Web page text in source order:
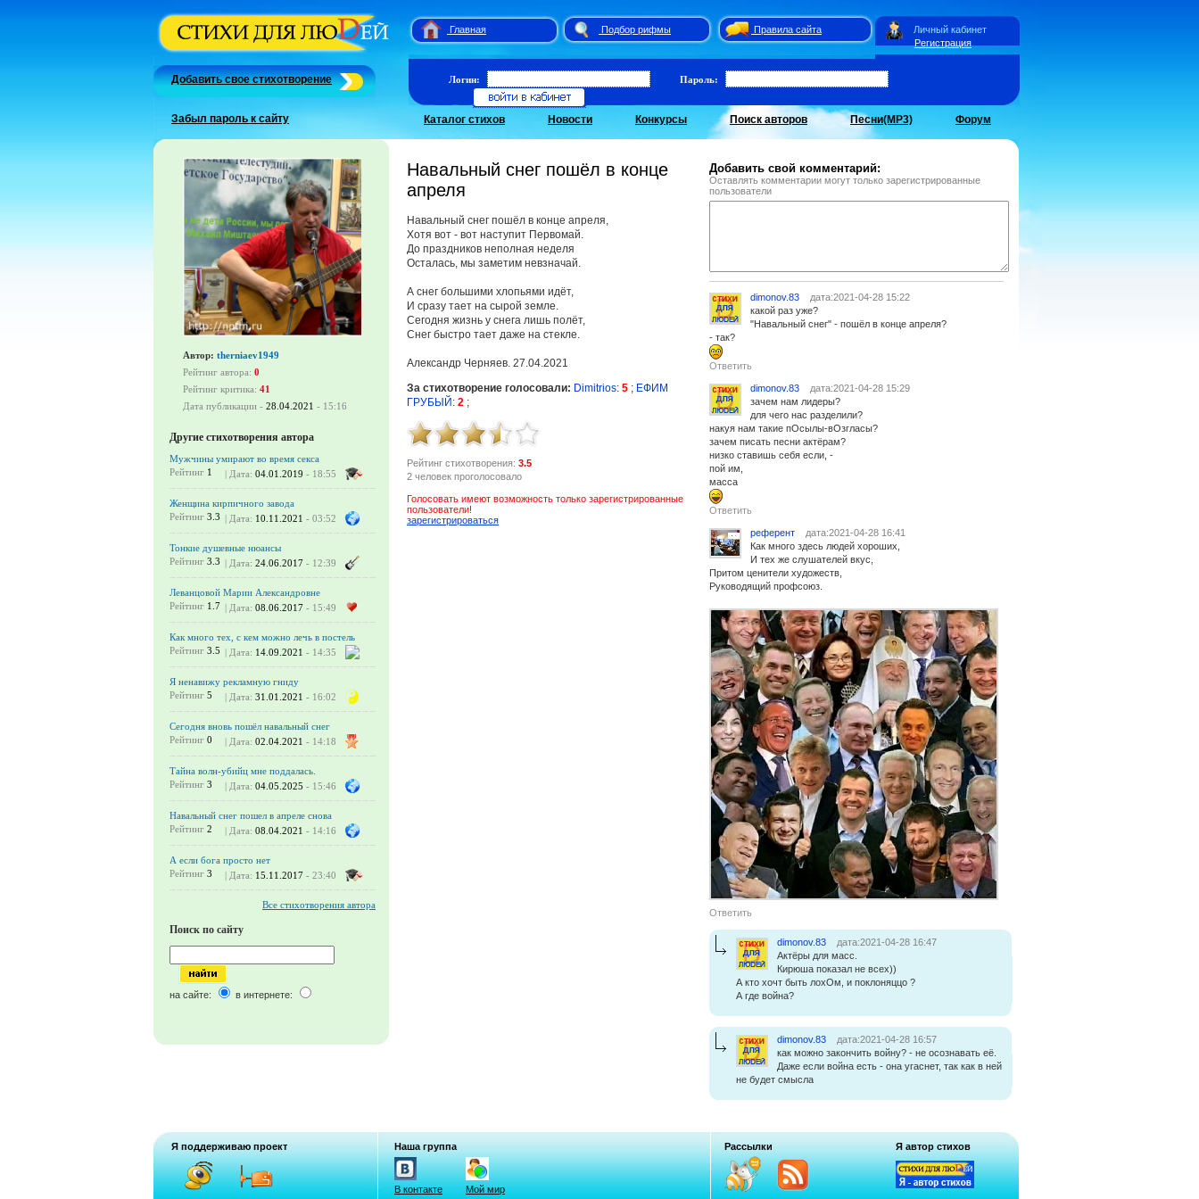
Главная Подбор рифмы
Правила сайта
Регистрация
Личный кабинет
Добавить свое стихотворение
Забыл пароль к сайту
Логин: Пароль:
Каталог стихов Новости Конкурсы Поиск авторов Песни(MP3) Форум
Автор: therniaev1949
Рейтинг автора: 0
Рейтинг критика: 41
Дата публикации - 28.04.2021 - 15:16
Другие стихотворения автора
Мужчины умирают во время секса
Рейтинг 1 | Дата: 04.01.2019 - 18:55
Женщина кирпичного завода
Рейтинг 3.3 | Дата: 10.11.2021 - 03:52
Тонкие душевные нюансы
Рейтинг 3.3 | Дата: 24.06.2017 - 12:39
Леванцовой Марии Александровне
Рейтинг 1.7 | Дата: 08.06.2017 - 15:49
Как много тех, с кем можно лечь в постель
Рейтинг 3.5 | Дата: 14.09.2021 - 14:35
Я ненавижу рекламную гниду
Рейтинг 5 | Дата: 31.01.2021 - 16:02
Сегодня вновь пошёл навальный снег
Рейтинг 0 | Дата: 02.04.2021 - 14:18
Тайна волн-убийц мне поддалась.
Рейтинг 3 | Дата: 04.05.2025 - 15:46
Навальный снег пошел в апреле снова
Рейтинг 2 | Дата: 08.04.2021 - 14:16
А если бога просто нет
Рейтинг 3 | Дата: 15.11.2017 - 23:40
Все стихотворения автора
Поиск по сайту
на сайте: в интернете:
Навальный снег пошёл в конце
апреля
Навальный снег пошёл в конце апреля,
Хотя вот - вот наступит Первомай.
До праздников неполная неделя
Осталась, мы заметим невзначай.
А снег большими хлопьями идёт,
И сразу тает на сырой земле.
Сегодня жизнь у снега лишь полёт,
Снег быстро тает даже на стекле.
Александр Черняев. 27.04.2021
За стихотворение голосовали: Dimitrios: 5 ; ЕФИМ
ГРУБЫЙ: 2 ;
Рейтинг стихотворения: 3.5
2 человек проголосовало
Голосовать имеют возможность только зарегистрированные
пользователи!
зарегистрироваться
Добавить свой комментарий:
Оставлять комментарии могут только зарегистрированные
пользователи
dimonov.83
дата:2021-04-28 15:22
какой раз уже?
"Навальный снег" - пошёл в конце апреля?
- так?
Ответить
dimonov.83
дата:2021-04-28 15:29
зачем нам лидеры?
для чего нас разделили?
накуя нам такие пОсылы-вОзгласы?
зачем писать песни актёрам?
низко ставишь себя если, -
пой им,
масса
Ответить
референт
дата:2021-04-28 16:41
Как много здесь людей хороших,
И тех же слушателей вкус,
Притом ценители художеств,
Руководящий профсоюз.
Ответить
dimonov.83
дата:2021-04-28 16:47
Актёры для масс.
Кирюша показал не всех))
А кто хочт быть лохОм, и поклоняццо ?
А где война?
dimonov.83
дата:2021-04-28 16:57
как можно закончить войну? - не осознавать её.
Даже если война есть - она угаснет, так как в ней
не будет смысла
Я поддерживаю проект Наша группа
В контакте Мой мир
Рассылки Я автор стихов